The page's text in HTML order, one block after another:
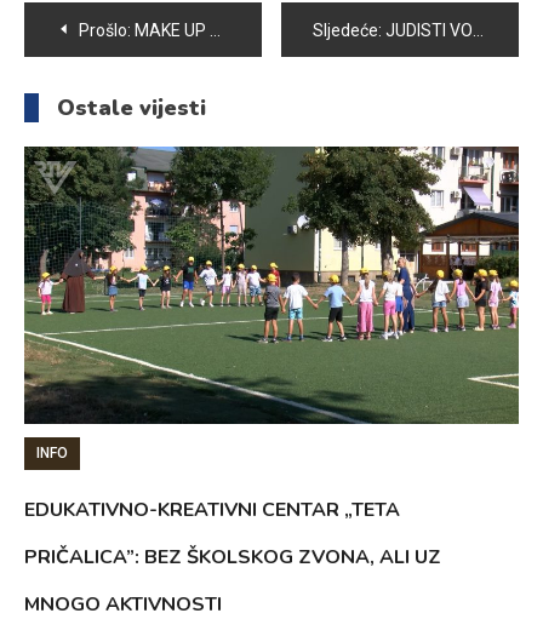
Navigacija
članaka
Prošlo: MAKE UP ARTISTICA OTKRIVA TRENDOVE OVOG PROLJEĆA Sljedeće: JUDISTI VOGOŠĆE USPJEŠNI NA BROJNIM TAKMIČENJIMA
Ostale vijesti
INFO
EDUKATIVNO-KREATIVNI CENTAR „TETA
PRIČALICA”: BEZ ŠKOLSKOG ZVONA, ALI UZ
MNOGO AKTIVNOSTI